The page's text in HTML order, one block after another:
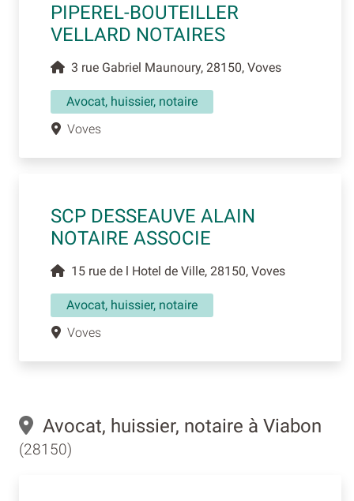
PIPEREL-BOUTEILLER
VELLARD NOTAIRES
3 rue Gabriel Maunoury, 28150, Voves
Avocat, huissier, notaire
Voves
SCP DESSEAUVE ALAIN
NOTAIRE ASSOCIE
15 rue de l Hotel de Ville, 28150, Voves
Avocat, huissier, notaire
Voves
Avocat, huissier, notaire à Viabon
(28150)